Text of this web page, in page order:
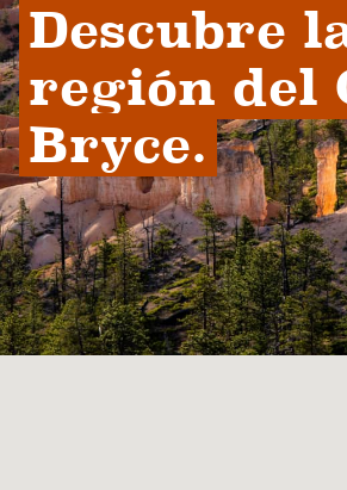
Descubre
región del
Bryce.